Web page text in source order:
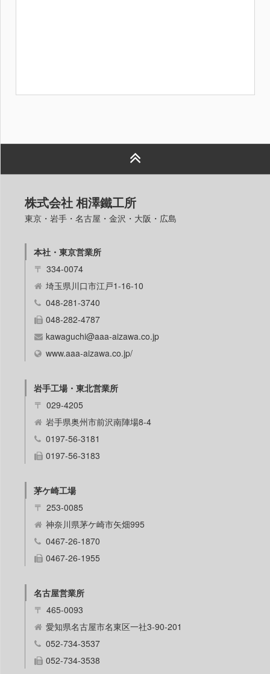
株式会社 相澤鐵工所
東京・岩手・名古屋・金沢・大阪・広島
本社・東京営業所
〒 334-0074
埼玉県川口市江戸1-16-10
048-281-3740
048-282-4787
kawaguchi@aaa-aizawa.co.jp
www.aaa-aizawa.co.jp/
岩手工場・東北営業所
〒 029-4205
岩手県奥州市前沢南陣場8-4
0197-56-3181
0197-56-3183
茅ケ崎工場
〒 253-0085
神奈川県茅ケ崎市矢畑995
0467-26-1870
0467-26-1955
名古屋営業所
〒 465-0093
愛知県名古屋市名東区一社3-90-201
052-734-3537
052-734-3538